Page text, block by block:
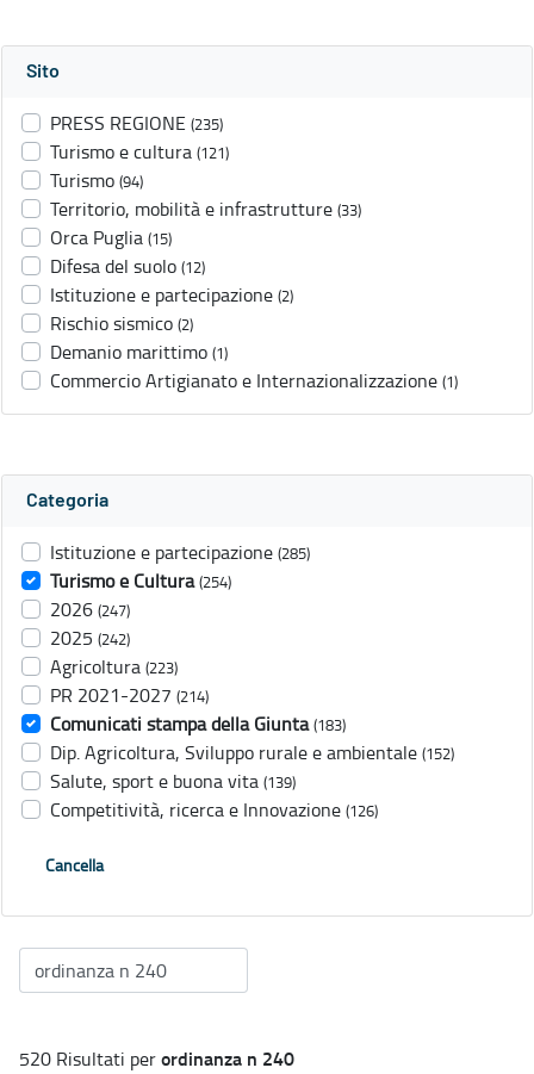
Sito
PRESS REGIONE (235)
Turismo e cultura (121)
Turismo (94)
Territorio, mobilità e infrastrutture (33)
Orca Puglia (15)
Difesa del suolo (12)
Istituzione e partecipazione (2)
Rischio sismico (2)
Demanio marittimo (1)
Commercio Artigianato e Internazionalizzazione (1)
Categoria
Istituzione e partecipazione (285)
Turismo e Cultura (254)
2026 (247)
2025 (242)
Agricoltura (223)
PR 2021-2027 (214)
Comunicati stampa della Giunta (183)
Dip. Agricoltura, Sviluppo rurale e ambientale (152)
Salute, sport e buona vita (139)
Competitività, ricerca e Innovazione (126)
Cancella
520 Risultati perordinanza n 240